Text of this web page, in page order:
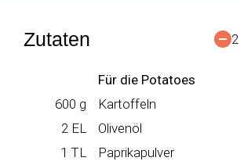
Zutaten 2
Für die Potatoes
600 g
Kartoffeln
2 EL
Olivenöl
1 TL
Paprikapulver